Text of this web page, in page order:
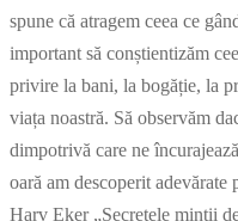
spune că atragem ceea ce
important să conștientizăm
privire la bani, la bogăție, la
viața noastră. Să observăm
dimpotrivă care ne
oară am descoperit
Harv Eker „Secretele minții